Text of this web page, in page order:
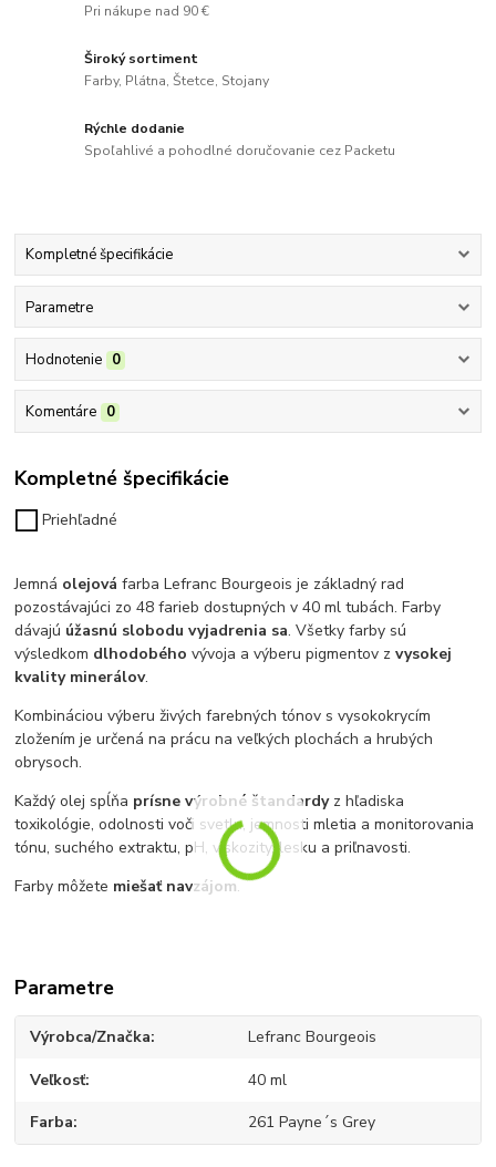
Pri nákupe nad 90 €
Široký sortiment
Farby, Plátna, Štetce, Stojany
Rýchle dodanie
Spoľahlivé a pohodlné doručovanie cez Packetu
Kompletné špecifikácie
Parametre
Hodnotenie 0
Komentáre 0
Kompletné špecifikácie
Priehľadné
Jemná olejováfarba Lefranc Bourgeois je základný rad
pozostávajúci zo 48 farieb dostupných v 40 ml tubách. Farby
dávajú úžasnú slobodu vyjadrenia sa.Všetky farby sú
výsledkom dlhodobéhovývoja a výberu pigmentov zvysokej
kvality minerálov.
Kombináciou výberu živých farebných tónov s vysokokrycím
zložením je určená na prácu na veľkých plochách a hrubých
obrysoch.
Každý olej spĺňa prísne výrobné štandardyz hľadiska
toxikológie, odolnosti voči svetlu, jemnosti mletia a monitorovania
tónu, suchého extraktu, pH, viskozity, lesku a priľnavosti.
Farby môžete miešať navzájom.
Parametre
Výrobca/Značka Lefranc Bourgeois
Veľkosť 40 ml
Farba 261 Payne´s Grey